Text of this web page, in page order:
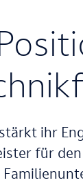
ihr
für